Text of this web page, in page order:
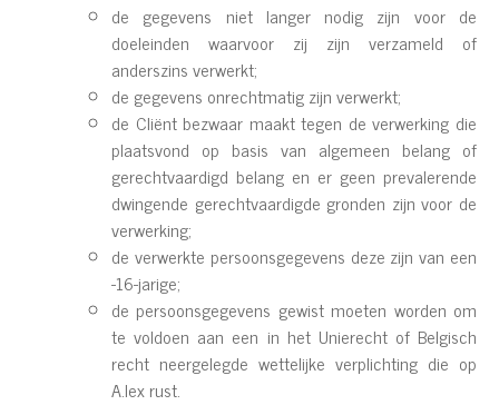
de gegevens niet langer nodig zijn voor de
doeleinden waarvoor zij zijn verzameld of
anderszins verwerkt;
de gegevens onrechtmatig zijn verwerkt;
de Cliënt bezwaar maakt tegen de verwerking die
plaatsvond op basis van algemeen belang of
gerechtvaardigd belang en er geen prevalerende
dwingende gerechtvaardigde gronden zijn voor de
verwerking;
de verwerkte persoonsgegevens deze zijn van een
-16-jarige;
de persoonsgegevens gewist moeten worden om
te voldoen aan een in het Unierecht of Belgisch
recht neergelegde wettelijke verplichting die op
A.lex rust.